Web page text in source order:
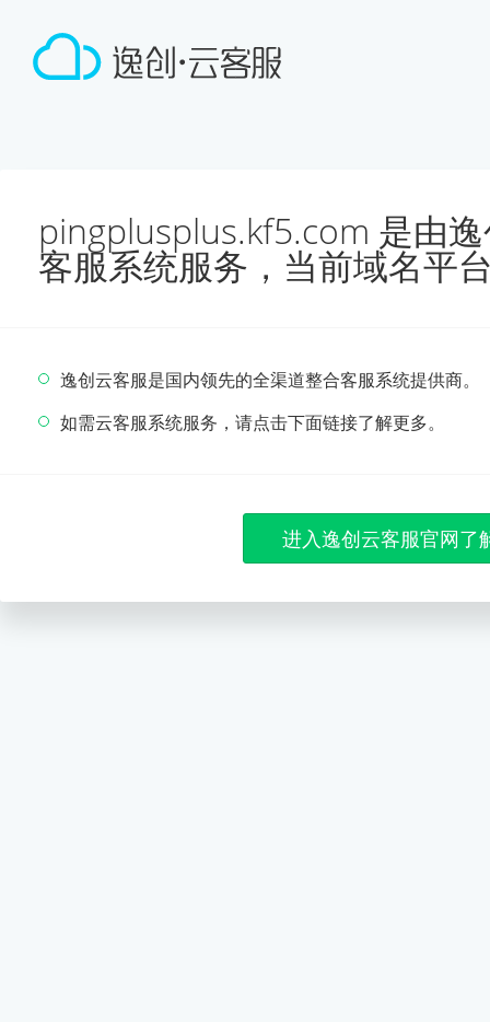
pingplusplus.kf5.com 是由
客服系统服务，当前域名平
逸创云客服是国内领先的全渠道整合客服系统提供商。
如需云客服系统服务，请点击下面链接了解更多。
进入逸创云客服官网了